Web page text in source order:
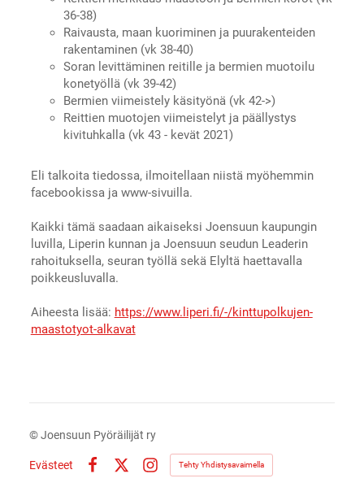
36-38)
Raivausta, maan kuoriminen ja puurakenteiden
rakentaminen (vk 38-40)
Soran levittäminen reitille ja bermien muotoilu
konetyöllä (vk 39-42)
Bermien viimeistely käsityönä (vk 42->)
Reittien muotojen viimeistelyt ja päällystys
kivituhkalla (vk 43 - kevät 2021)
Eli talkoita tiedossa, ilmoitellaan niistä myöhemmin
facebookissa ja www-sivuilla.
Kaikki tämä saadaan aikaiseksi Joensuun kaupungin
luvilla, Liperin kunnan ja Joensuun seudun Leaderin
rahoituksella, seuran työllä sekä Elyltä haettavalla
poikkeusluvalla.
Aiheesta lisää: https://www.liperi.fi/-/kinttupolkujen-
maastotyot-alkavat
©Joensuun Pyöräilijät ry
Evästeet
Instagram
Tehty Yhdistysavaimella